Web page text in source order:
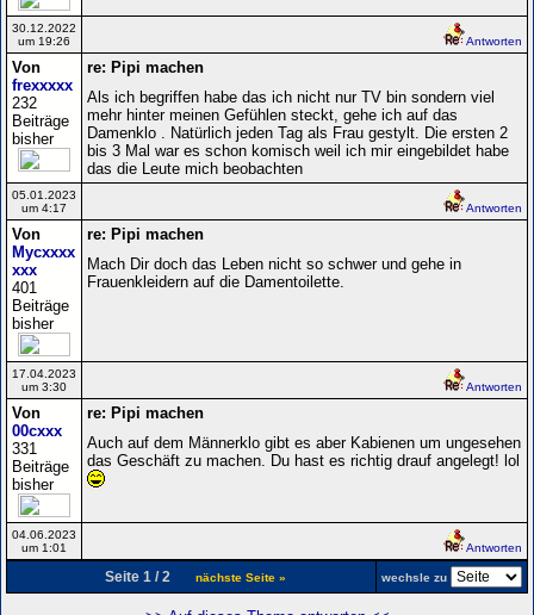
30.12.2022
um 19:26
Antworten
Von
frexxxxx
232
Beiträge
bisher
re: Pipi machen
Als ich begriffen habe das ich nicht nur TV bin sondern viel
mehr hinter meinen Gefühlen steckt, gehe ich auf das
Damenklo . Natürlich jeden Tag als Frau gestylt. Die ersten 2
bis 3 Mal war es schon komisch weil ich mir eingebildet habe
das die Leute mich beobachten
05.01.2023
um 4:17
Antworten
Von
Mycxxxx
xxx
401
Beiträge
bisher
re: Pipi machen
Mach Dir doch das Leben nicht so schwer und gehe in
Frauenkleidern auf die Damentoilette.
17.04.2023
um 3:30
Antworten
Von
00cxxx
331
Beiträge
bisher
re: Pipi machen
Auch auf dem Männerklo gibt es aber Kabienen um ungesehen
das Geschäft zu machen. Du hast es richtig drauf angelegt! lol
04.06.2023
um 1:01
Antworten
Seite 1 / 2 nächste Seite » wechsle zu